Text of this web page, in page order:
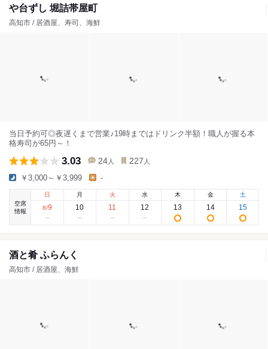
や台ずし 堀詰帯屋町
高知市 / 居酒屋、寿司、海鮮
当日予約可◎夜遅くまで営業♪19時まではドリンク半額！職人が握る本
格寿司が65円～！
3.03 24 人 227 人
￥3,000～￥3,999 -
空席
情報
日
8/9
月
10
火
11
水
12
木
13
金
14
土
15
酒と肴 ふらんく
高知市 / 居酒屋、海鮮